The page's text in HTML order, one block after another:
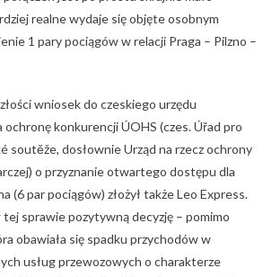
realne wydaje się objęte osobnym
1 pary pociągów w relacji Praga – Pilzno –
wniosek do czeskiego urzędu
konkurencji ÚOHS (czes. Úřad pro
soutěže, dosłownie Urząd na rzecz ochrony
o przyznanie otwartego dostępu dla
(6 par pociągów) złożył także Leo Express.
tej sprawie pozytywną decyzję – pomimo
obawiała się spadku przychodów w
usług przewozowych o charakterze